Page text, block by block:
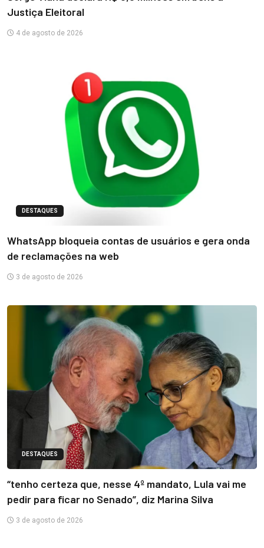
Justiça Eleitoral
4 de agosto de 2026
DESTAQUES
WhatsApp bloqueia contas de usuários e gera onda
de reclamações na web
3 de agosto de 2026
DESTAQUES
“tenho certeza que, nesse 4º mandato, Lula vai me
pedir para ficar no Senado”, diz Marina Silva
3 de agosto de 2026